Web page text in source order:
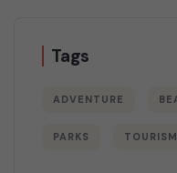
Tags
ADVENTURE
PARKS